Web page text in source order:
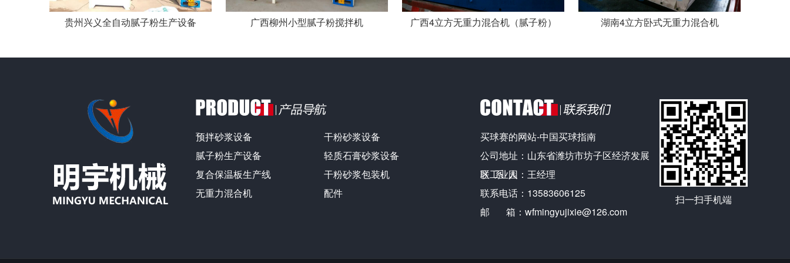
贵州兴义全自动腻子粉生产设备 广西柳州小型腻子粉搅拌机 广西4立方无重力混合机（腻子粉） 湖南4立方卧式无重力混合机
预拌砂浆设备
干粉砂浆设备
腻子粉生产设备
轻质石膏砂浆设备
复合保温板生产线
干粉砂浆包装机
无重力混合机
配件
买球赛的网站-中国买球指南
公司地址：山东省潍坊市坊子区经济发展
区工业园
联 系 人：王经理
联系电话：13583606125
邮 箱：wfmingyujixie@126.com
扫一扫手机端